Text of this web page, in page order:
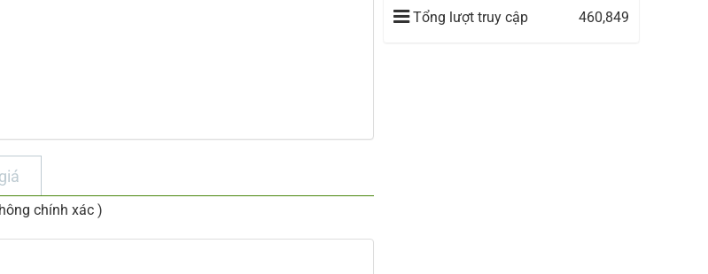
chính xác )
Tổng lượt truy cập
460,849